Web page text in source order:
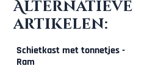
Alternatieve
artikelen:
Schietkast met tonnetjes -
Ram